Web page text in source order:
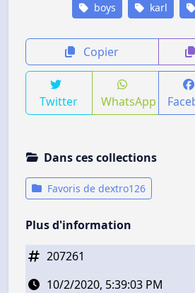
boys karl
Copier
Twitter WhatsApp
Dans ces collections
Favoris de dextro126
Plus d'information
207261
10/2/2020, 5:39:03 PM